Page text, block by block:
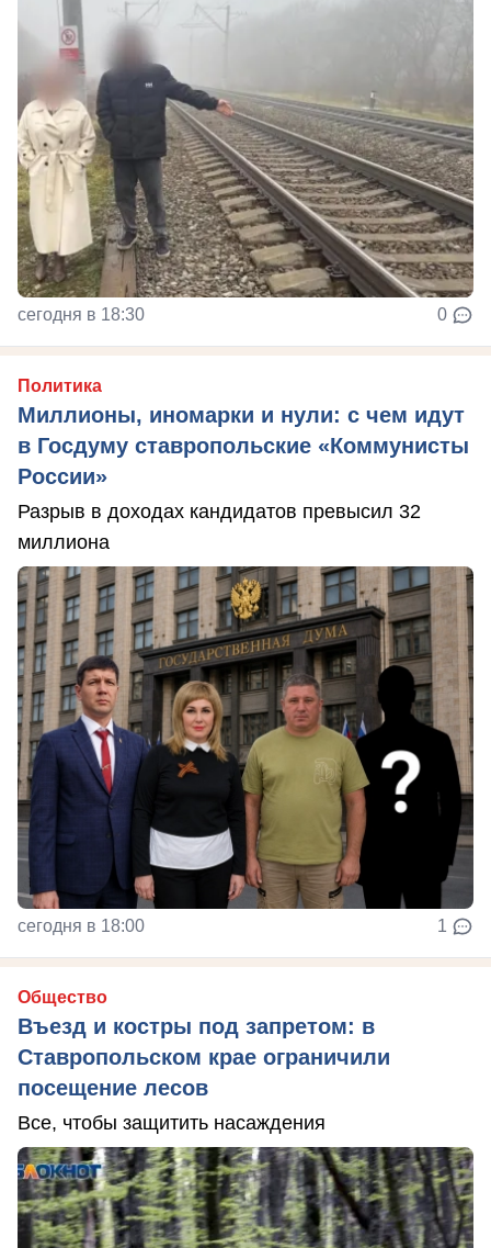
сегодня в 18:30 0
Политика
Миллионы, иномарки и нули: с чем идут
в Госдуму ставропольские «Коммунисты
России»
Разрыв в доходах кандидатов превысил 32
миллиона
сегодня в 18:00 1
Общество
Въезд и костры под запретом: в
Ставропольском крае ограничили
посещение лесов
Все, чтобы защитить насаждения